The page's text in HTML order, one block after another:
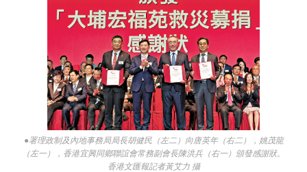
●署理政制及內地事務局局長胡健民（左二）向唐英年（右二），姚茂龍
（左一），香港宜興同鄉聯誼會常務副會長陳洪兵（右一）頒發感謝狀。
香港文匯報記者黃艾力 攝